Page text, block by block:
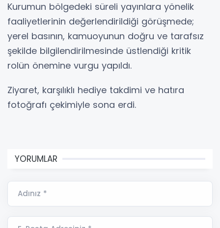
Kurumun bölgedeki süreli yayınlara yönelik
faaliyetlerinin değerlendirildiği görüşmede;
yerel basının, kamuoyunun doğru ve tarafsız
şekilde bilgilendirilmesinde üstlendiği kritik
rolün önemine vurgu yapıldı.
Ziyaret, karşılıklı hediye takdimi ve hatıra
fotoğrafı çekimiyle sona erdi.
YORUMLAR
Adınız *